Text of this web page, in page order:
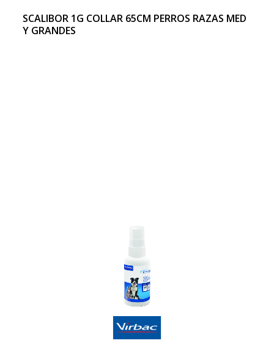
SCALIBOR 1G COLLAR 65CM PERROS RAZAS MED
Y GRANDES